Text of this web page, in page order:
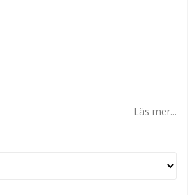
Läs mer...